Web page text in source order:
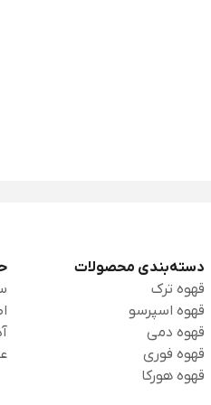
دسته‌بندی محصولات
قهوه ترک
قهوه اسپرسو
قهوه دمی
قهوه فوری
قهوه هورکا